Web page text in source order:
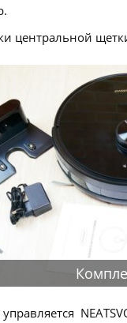
центральной